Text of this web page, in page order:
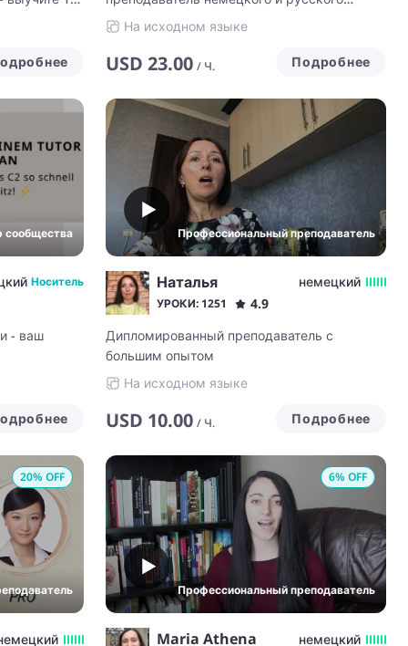
языковНа исходном языке
USD 23.00 / Ч. Подробнее
сообщества
Носитель
- ваш
Профессиональный преподаватель
Наталья немецкий
УРОКИ: 1251
4.9
Дипломированный преподаватель с
большим опытом
На исходном языке
USD 10.00 / Ч. Подробнее
20% OFF
Профессиональный преподаватель
6% OFF
Maria Athena немецкий